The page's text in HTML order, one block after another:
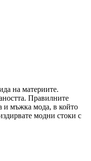
на материите.
Правилните
и мъжка мода, в който
модни стоки с